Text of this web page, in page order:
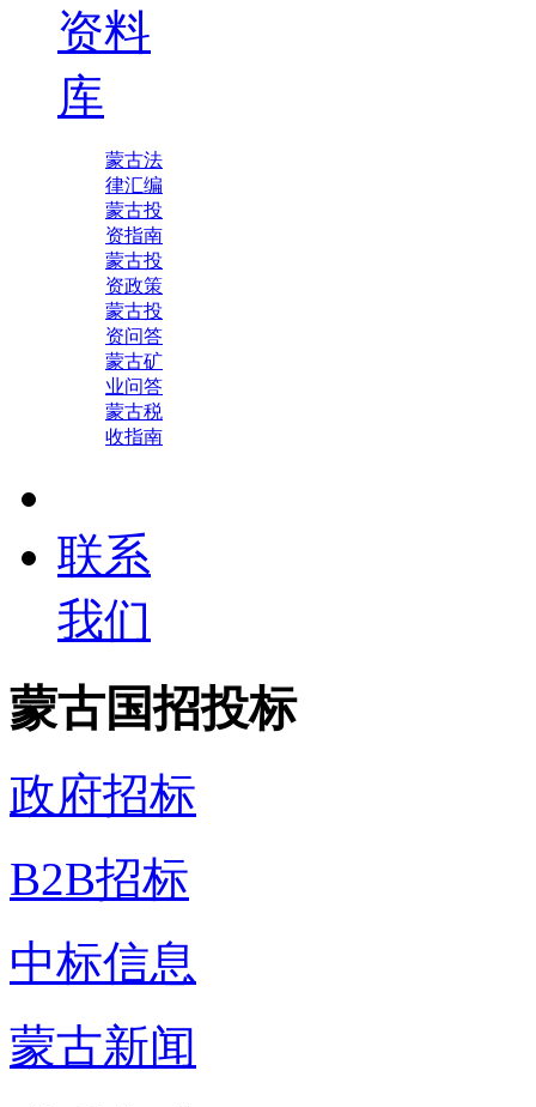
资料
库
蒙古法
律汇编
蒙古投
资指南
蒙古投
资政策
蒙古投
资问答
蒙古矿
业问答
蒙古税
收指南
联系
我们
蒙古国招投标
政府招标
B2B招标
中标信息
蒙古新闻